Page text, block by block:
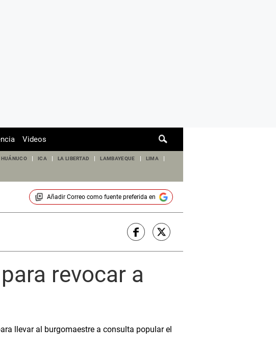
de
Videos
HUÁNUCO ICA LA LIBERTAD LAMBAYEQUE LIMA
Añadir Correocomo fuente preferida en
revocar a
llevar al burgomaestre a consulta popular el